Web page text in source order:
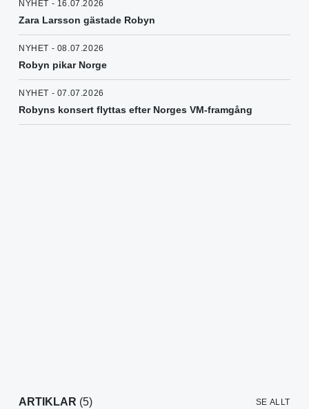
NYHET - 16.07.2026
Zara Larsson gästade Robyn
NYHET - 08.07.2026
Robyn pikar Norge
NYHET - 07.07.2026
Robyns konsert flyttas efter Norges VM-framgång
ARTIKLAR (5) SE ALLT